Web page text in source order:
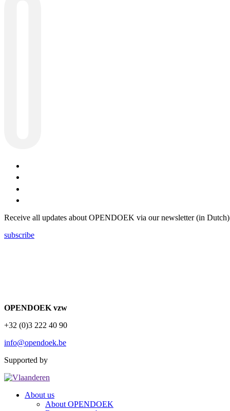
Receive all updates about OPENDOEK via our newsletter (in Dutch)
subscribe
OPENDOEK vzw
+32 (0)3 222 40 90
info@opendoek.be
Supported by
About us
About OPENDOEK